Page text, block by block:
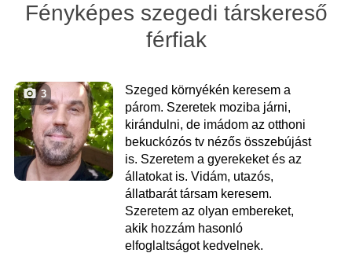
Fényképes szegedi társkereső
férfiak
3
Szeged környékén keresem a
párom. Szeretek moziba járni,
kirándulni, de imádom az otthoni
bekuckózós tv nézős összebújást
is. Szeretem a gyerekeket és az
állatokat is. Vidám, utazós,
állatbarát társam keresem.
Szeretem az olyan embereket,
akik hozzám hasonló
elfoglaltságot kedvelnek.